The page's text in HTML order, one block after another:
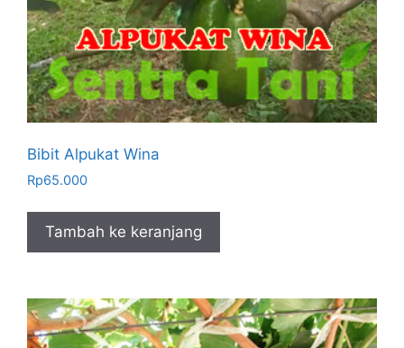
Bibit Alpukat Wina
Rp65.000
Tambah ke keranjang